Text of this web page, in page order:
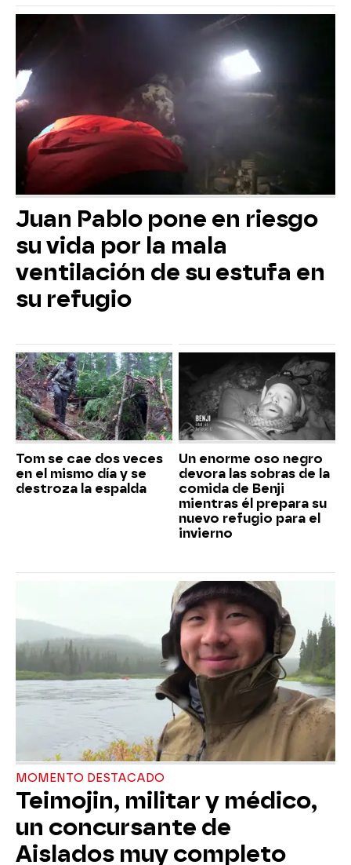
Juan Pablo pone en riesgo
su vida por la mala
ventilación de su estufa en
su refugio
Tom se cae dos veces
en el mismo día y se
destroza la espalda
Un enorme oso negro
devora las sobras de la
comida de Benji
mientras él prepara su
nuevo refugio para el
invierno
MOMENTO DESTACADO
Teimojin, militar y médico,
un concursante de
Aislados muy completo